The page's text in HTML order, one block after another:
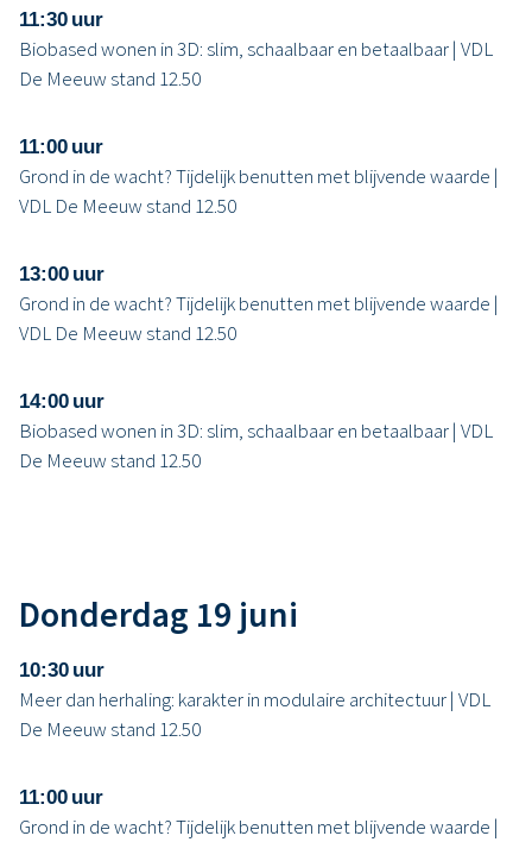
11:30 uur
Biobased wonen in 3D: slim, schaalbaar en betaalbaar | VDL
De Meeuw stand 12.50
11:00 uur
Grond in de wacht? Tijdelijk benutten met blijvende waarde |
VDL De Meeuw stand 12.50
13:00 uur
Grond in de wacht? Tijdelijk benutten met blijvende waarde |
VDL De Meeuw stand 12.50
14:00 uur
Biobased wonen in 3D: slim, schaalbaar en betaalbaar | VDL
De Meeuw stand 12.50
Donderdag 19 juni
10:30 uur
Meer dan herhaling: karakter in modulaire architectuur | VDL
De Meeuw stand 12.50
11:00 uur
Grond in de wacht? Tijdelijk benutten met blijvende waarde |